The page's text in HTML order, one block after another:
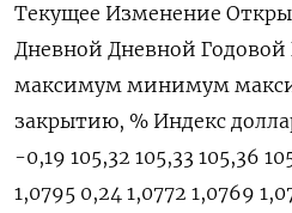
Текущее Изменение Открытие Закрытие Дневной Дневной Годовой Годовой значение к максимум минимум максимум минимум закрытию, % Индекс доллара к 6 валютам : 105,13 -0,19 105,32 105,33 105,36 105,12 106,51 101,29 Евро 1,0795 0,24 1,0772 1,0769 1,0798 1,0767 1,1044 1,0602 Японская иена 155,81 0,06 155,73 155,72 155,95 155,57 160,03 140,82 Британский фунт 1,255 0,23 1,2521 1,2521 1,2553 1,2518 1,2893 1,23 Канадский доллар 1,3664 -0,04 1,367 1,367 1,3689 1,3663 1,3846 1,323 Шведская крона 10,8413 0,22 10,8325 10,8178 10,867 10,8363 11,0487 10,0558 Швейцарский франк 0,9055 -0,09 0,9063 0,9063 0,9075 0,9058 0,9224 0,84 Валюты G20: Аргентинский песо 882,5 0,06 0 882,5 0 0 882,5 810,65 Австралийский доллар 0,6621 0,3 0,6601 0,6601 0,6621 0,6586 0,6839 0,6363 Бразильский реал 5,1448 -0,26 5,1579 5,1584 5,1604 5,1344 5,2911 4,8314 Индийская рупия 83,464 -0,09 83,497 83,541 83,561 83,4953 83,739 82,65 Индонезийская рупия 16 075 0,22 16 060 16 040 16 093 16 075 16 285 15 450 Китайский юань 7,2338 0,11 7,2305 7,2261 7,2355 7,2315 7,2472 7,1097 Мексиканский песо 16,7433 -0,04 16,76 16,75 16,782 16,7392 17,865 16,2645 Российский рубль 91,47 -1,3 90,89